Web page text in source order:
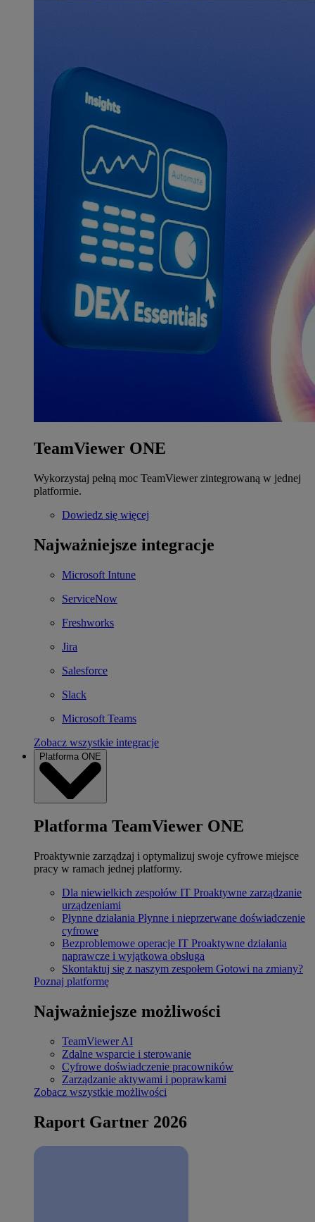
TeamViewer ONE
Wykorzystaj pełną moc TeamViewer zintegrowaną w jednej
platformie.
Dowiedz się więcej
Najważniejsze integracje
Microsoft Intune
ServiceNow
Freshworks
Jira
Salesforce
Slack
Microsoft Teams
Zobacz wszystkie integracje
Platforma ONE
Platforma TeamViewer ONE
Proaktywnie zarządzaj i optymalizuj swoje cyfrowe miejsce
pracy w ramach jednej platformy.
Dla niewielkich zespołów IT Proaktywne zarządzanie
urządzeniami
Płynne działania Płynne i nieprzerwane doświadczenie
cyfrowe
Bezproblemowe operacje IT Proaktywne działania
naprawcze i wyjątkowa obsługa
Skontaktuj się z naszym zespołem Gotowi na zmiany?
Poznaj platformę
Najważniejsze możliwości
TeamViewer AI
Zdalne wsparcie i sterowanie
Cyfrowe doświadczenie pracowników
Zarządzanie aktywami i poprawkami
Zobacz wszystkie możliwości
Raport Gartner 2026